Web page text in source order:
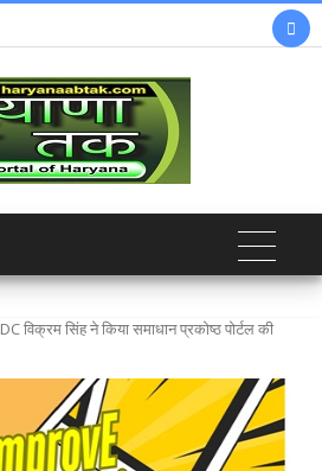

DC विक्रम सिंह ने किया समाधान प्रकोष्ठ पोर्टल की